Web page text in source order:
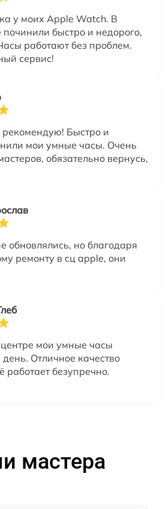
у моих Apple Watch. В
починили быстро и недорого,
работают без проблем.
сервис!
Быстро и
мои умные часы. Очень
обязательно вернусь,
обновлялись, но благодаря
ремонту в сц apple, они
мои умные часы
Отличное качество
работает безупречно.
мастера